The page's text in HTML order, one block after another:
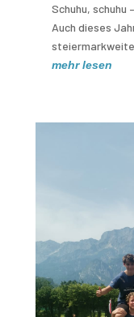
Schuhu, schuhu
Auch dieses
mehr lesen